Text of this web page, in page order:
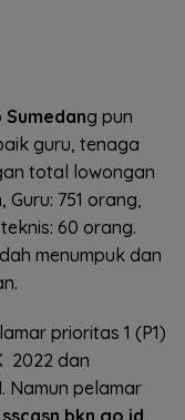
Sumedang pun
guru, tenaga
total lowongan
751 orang,
60 orang.
menumpuk dan
prioritas 1 (P1)
2022 dan
Namun pelamar
sscasn.bkn.go.id.